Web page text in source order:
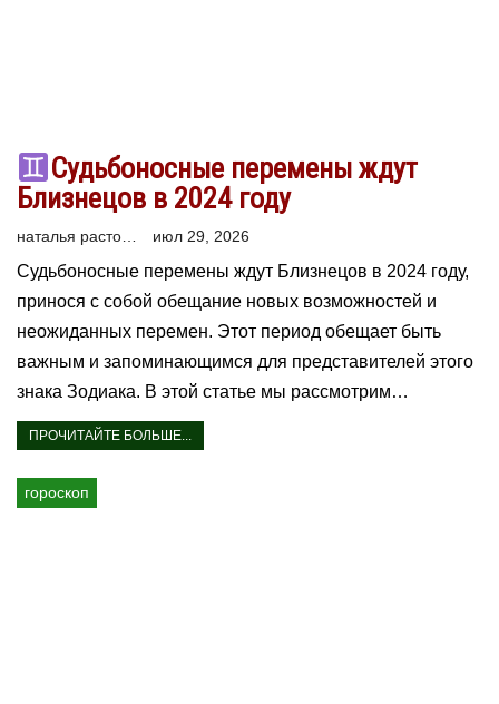
Судьбоносные перемены ждут
Близнецов в 2024 году
наталья расторгуева июл 29, 2026
Судьбоносные перемены ждут Близнецов в 2024 году,
принося с собой обещание новых возможностей и
неожиданных перемен. Этот период обещает быть
важным и запоминающимся для представителей этого
знака Зодиака. В этой статье мы рассмотрим…
ПРОЧИТАЙТЕ БОЛЬШЕ...
гороскоп